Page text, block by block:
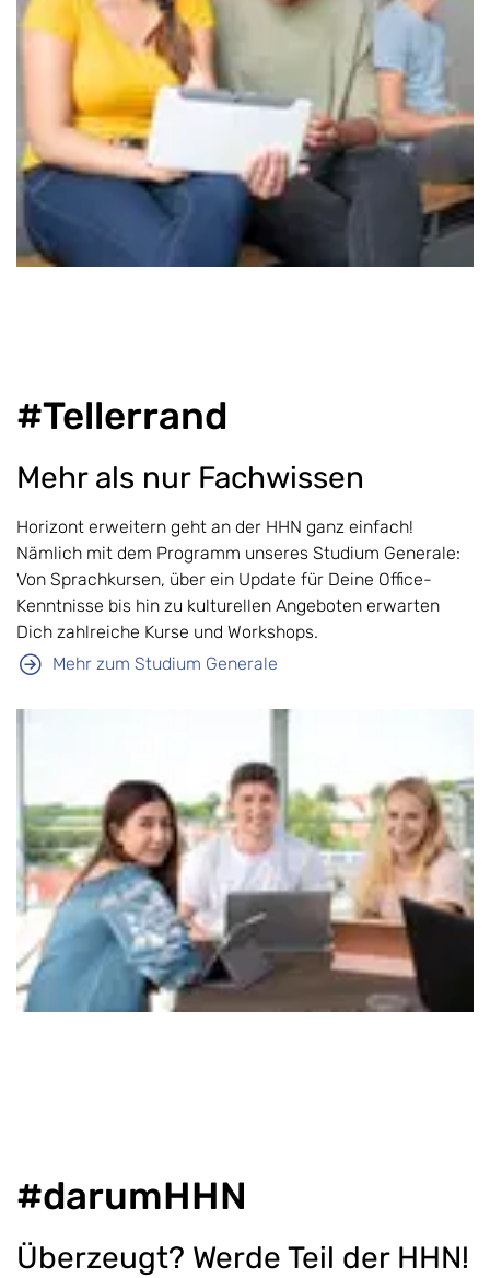
#Tellerrand
Mehr als nur Fachwissen
Horizont erweitern geht an der HHN ganz einfach!
Nämlich mit dem Programm unseres Studium Generale:
Von Sprachkursen, über ein Update für Deine Office-
Kenntnisse bis hin zu kulturellen Angeboten erwarten
Dich zahlreiche Kurse und Workshops.
Mehr zum Studium Generale
#darumHHN
Überzeugt? Werde Teil der HHN!